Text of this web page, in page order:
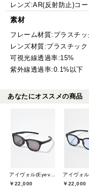
レンズ:AR(反射防止)コ
素材
フレーム材質:プラスチッ
レンズ材質:プラスチック
可視光線透過率:15%
紫外線透過率:0.1%以下
あなたにオススメの商品
￥22,000
￥22,000